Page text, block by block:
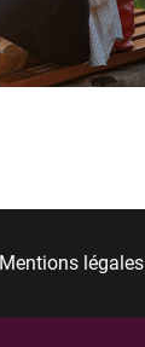
Mentions légales